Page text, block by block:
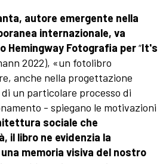
autore emergente nella
internazionale, va
Hemingway Fotografia per“It's
2022), «un fotolibro
anche nella progettazione
un particolare processo di
- spiegano le motivazioni
sociale che
il libro ne evidenzia la
memoria visiva del nostro